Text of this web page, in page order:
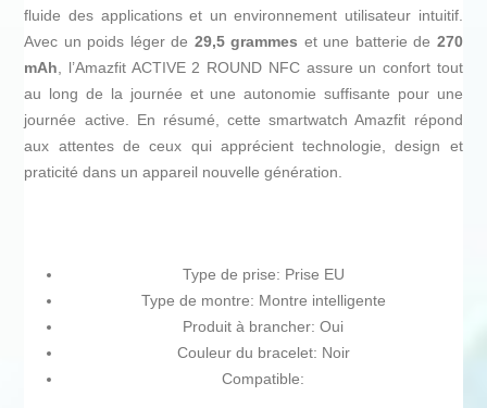
fluide des applications et un environnement utilisateur intuitif.
Avec un poids léger de 29,5 grammes et une batterie de 270
mAh, l’Amazfit ACTIVE 2 ROUND NFC assure un confort tout
au long de la journée et une autonomie suffisante pour une
journée active. En résumé, cette smartwatch Amazfit répond
aux attentes de ceux qui apprécient technologie, design et
praticité dans un appareil nouvelle génération.
Type de prise: Prise EU
Type de montre: Montre intelligente
Produit à brancher: Oui
Couleur du bracelet: Noir
Compatible: